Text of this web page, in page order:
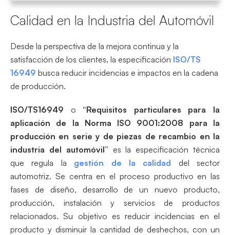
Calidad en la Industria del Automóvil
Desde la perspectiva de la mejora continua y la
satisfacción de los clientes, la especificación ISO/TS
16949 busca reducir incidencias e impactos en la cadena
de producción.
ISO/TS16949 o “Requisitos particulares para la
aplicación de la Norma ISO 9001:2008 para la
producción en serie y de piezas de recambio en la
industria del automóvil” es la especificación técnica
que regula la gestión de la calidad del sector
automotriz. Se centra en el proceso productivo en las
fases de diseño, desarrollo de un nuevo producto,
producción, instalación y servicios de productos
relacionados. Su objetivo es reducir incidencias en el
producto y disminuir la cantidad de deshechos, con un